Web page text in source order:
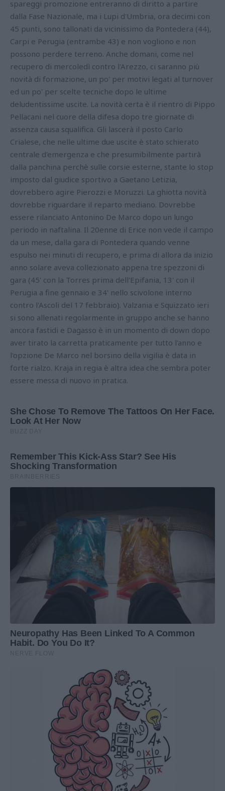
spareggi promozione entreranno di diritto a partire
dalla Fase Nazionale, ma i Lupi d'Umbria, ora decimi con
45 punti, sono tallonati da vicinissimo da Pontedera (44),
Carpi e Perugia (entrambe 43) e non vogliono e non
possono perdere terreno. Anche domani, come nel
recupero di mercoledì contro l'Arezzo, ci saranno più
novità di formazione, un po' per motivi legati al turnover
ed un po' per scelte tecniche dopo le ultime
deludentissime uscite. La novità certa è il rientro di Pippo
Pellacani nel cuore della difesa dopo tre giornate di
assenza causa squalifica. Gli lascerà il posto Carlo
Crialese, che nelle ultime due uscite è stato schierato
centrale d'emergenza e che presumibilmente partirà
dalla panchina perchè sulle corsie esterne, stante lo stop
imposto dal giudice sportivo a Gaetano Letizia,
dovrebbero agire Pierozzi e Moruzzi. La ghiotta novità
dovrebbe riguardare il reparto mediano. Dovrebbe
essere rilanciato Antonino De Marco dopo un lungo
periodo in naftalina. Il 20enne di Erice non vede il campo
da un mese, dalla gara di Pontedera quando venne
espulso nei minuti di recupero, e prima di allora da inizio
anno solare aveva collezionato appena tre spezzoni di
gara (45' con la Torres prima dell'Epifania, 13' con il
Perugia a fine gennaio e 34' nello scivolone interno
contro l'Ascoli del 17 febbraio). Valzania e Squizzato ieri
si sono allenati regolarmente in gruppo anche se hanno
ancora fastidi e Dagasso è in un momento di down dopo
aver tirato la carretta praticamente per tutto l'anno e
l'opzione De Marco nel borsino della vigilia è data in
forte rialzo. Kraja in regia è altra idea che sembra poter
essere messa di nuovo in pratica.